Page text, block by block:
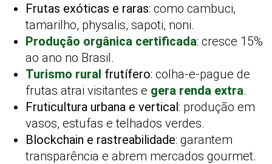
Frutas exóticas e raras: como cambuci,
tamarilho, physalis, sapoti, noni.
Produção orgânica certificada: cresce 15%
ao ano no Brasil.
Turismo rural frutífero: colha-e-pague de
frutas atrai visitantes e gera renda extra.
Fruticultura urbana e vertical: produção em
vasos, estufas e telhados verdes.
Blockchain e rastreabilidade: garantem
transparência e abrem mercados gourmet.